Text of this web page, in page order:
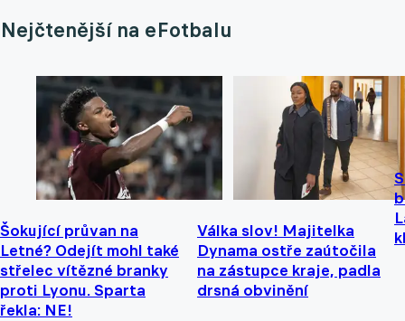
Nejčtenější na eFotbalu
Šokující průvan na
Letné? Odejít mohl také
střelec vítězné branky
proti Lyonu. Sparta
řekla: NE!
Válka slov! Majitelka
Dynama ostře zaútočila
na zástupce kraje, padla
drsná obvinění